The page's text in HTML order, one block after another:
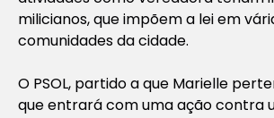
milicianos, que impõem a lei em
comunidades da cidade.
O PSOL, partido a que Marielle
que entrará com uma ação contra